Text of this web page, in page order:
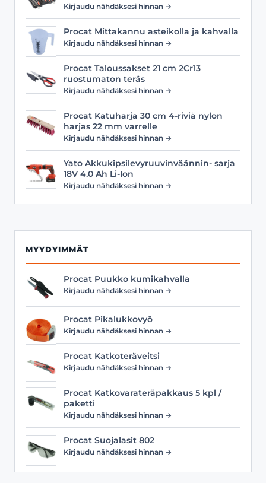
Kirjaudu nähdäksesi hinnan →
Procat Mittakannu asteikolla ja kahvalla
Kirjaudu nähdäksesi hinnan →
Procat Taloussakset 21 cm 2Cr13
ruostumaton teräs
Kirjaudu nähdäksesi hinnan →
Procat Katuharja 30 cm 4-riviä nylon
harjas 22 mm varrelle
Kirjaudu nähdäksesi hinnan →
Yato Akkukipsilevyruuvinväännin- sarja
18V 4.0 Ah Li-Ion
Kirjaudu nähdäksesi hinnan →
MYYDYIMMÄT
Procat Puukko kumikahvalla
Kirjaudu nähdäksesi hinnan →
Procat Pikalukkovyö
Kirjaudu nähdäksesi hinnan →
Procat Katkoteräveitsi
Kirjaudu nähdäksesi hinnan →
Procat Katkovarateräpakkaus 5 kpl /
paketti
Kirjaudu nähdäksesi hinnan →
Procat Suojalasit 802
Kirjaudu nähdäksesi hinnan →